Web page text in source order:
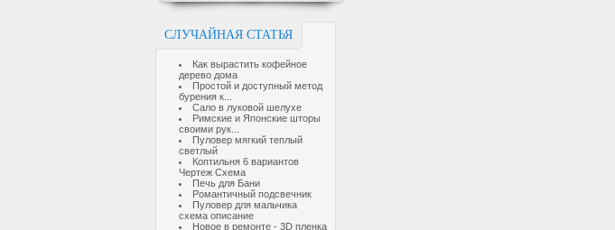
СЛУЧАЙНАЯ СТАТЬЯ
Как вырастить кофейное
дерево дома
Простой и доступный метод
бурения к...
Сало в луковой шелухе
Римские и Японские шторы
своими рук...
Пуловер мягкий теплый
светлый
Коптильня 6 вариантов
Чертеж Схема
Печь для Бани
Романтичный подсвечник
Пуловер для мальчика
схема описание
Новое в ремонте - 3D пленка